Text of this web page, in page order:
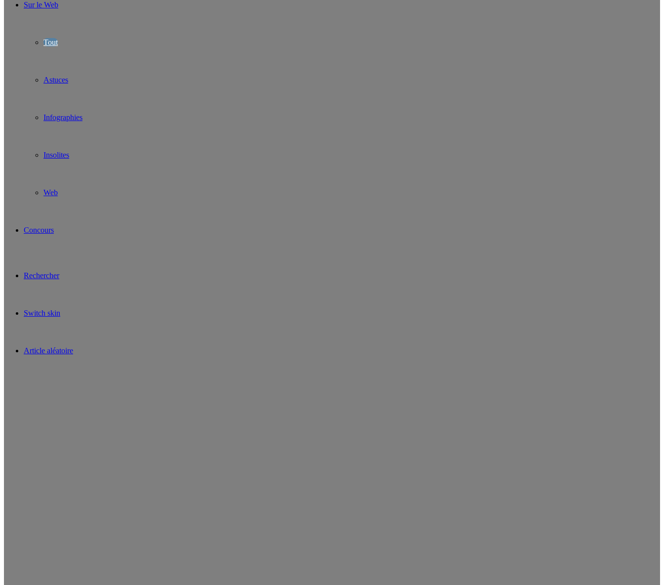
Sur le Web
Tout
Astuces
Infographies
Insolites
Web
Concours
Rechercher
Switch skin
Article aléatoire